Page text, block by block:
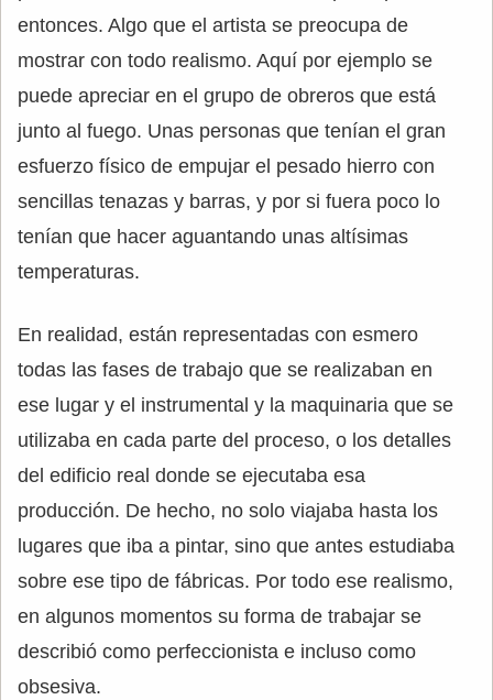
entonces. Algo que el artista se preocupa de
mostrar con todo realismo. Aquí por ejemplo se
puede apreciar en el grupo de obreros que está
junto al fuego. Unas personas que tenían el gran
esfuerzo físico de empujar el pesado hierro con
sencillas tenazas y barras, y por si fuera poco lo
tenían que hacer aguantando unas altísimas
temperaturas.
En realidad, están representadas con esmero
todas las fases de trabajo que se realizaban en
ese lugar y el instrumental y la maquinaria que se
utilizaba en cada parte del proceso, o los detalles
del edificio real donde se ejecutaba esa
producción. De hecho, no solo viajaba hasta los
lugares que iba a pintar, sino que antes estudiaba
sobre ese tipo de fábricas. Por todo ese realismo,
en algunos momentos su forma de trabajar se
describió como perfeccionista e incluso como
obsesiva.